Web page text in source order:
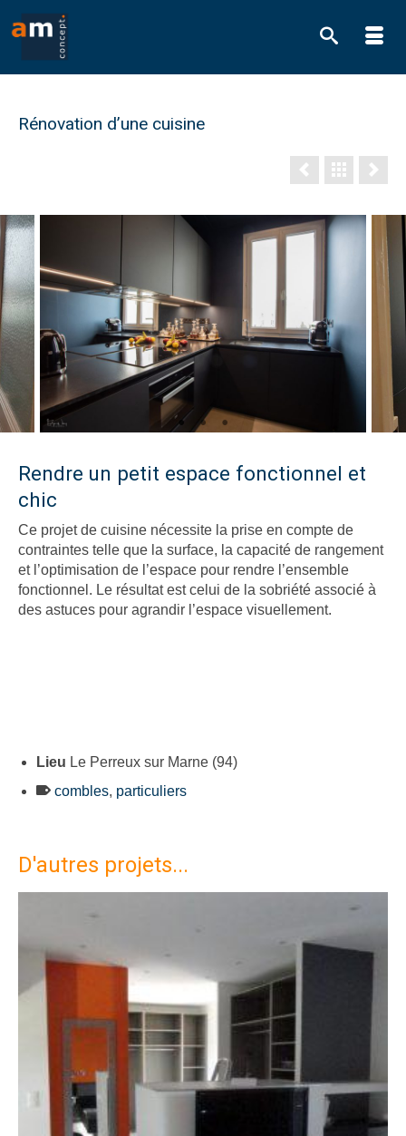
Rénovation d’une cuisine
Rendre un petit espace fonctionnel et
chic
Ce projet de cuisine nécessite la prise en compte de
contraintes telle que la surface, la capacité de rangement
et l’optimisation de l’espace pour rendre l’ensemble
fonctionnel. Le résultat est celui de la sobriété associé à
des astuces pour agrandir l’espace visuellement.
Lieu Le Perreux sur Marne (94)
combles, particuliers
D'autres projets...